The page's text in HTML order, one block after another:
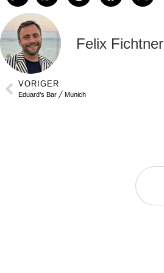
Felix Fichtner
VORIGER
Eduard’s Bar ╱ Munich